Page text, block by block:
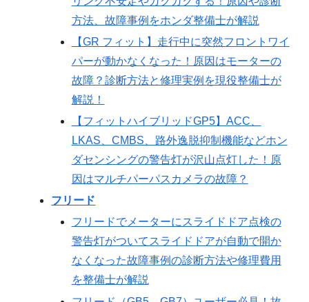
方法、故障事例をホンダ整備士が解説
【GR フィット】走行中に突然フロントワイ
パーが動かなくなった！原因はモーターの
故障？診断方法と修理実例を現役整備士が
解説！
【フィットハイブリッドGP5】ACC、
LKAS、CMBS、路外逸脱抑制機能などホン
ダセンシングの警告灯が沢山点灯した！原
因はマルチパーパスカメラの故障？
フリード
フリードでメーターにスライドドア点検の
警告灯がついてスライドドアが自動で開か
なくなった故障事例の診断方法や修理費用
を整備士が解説